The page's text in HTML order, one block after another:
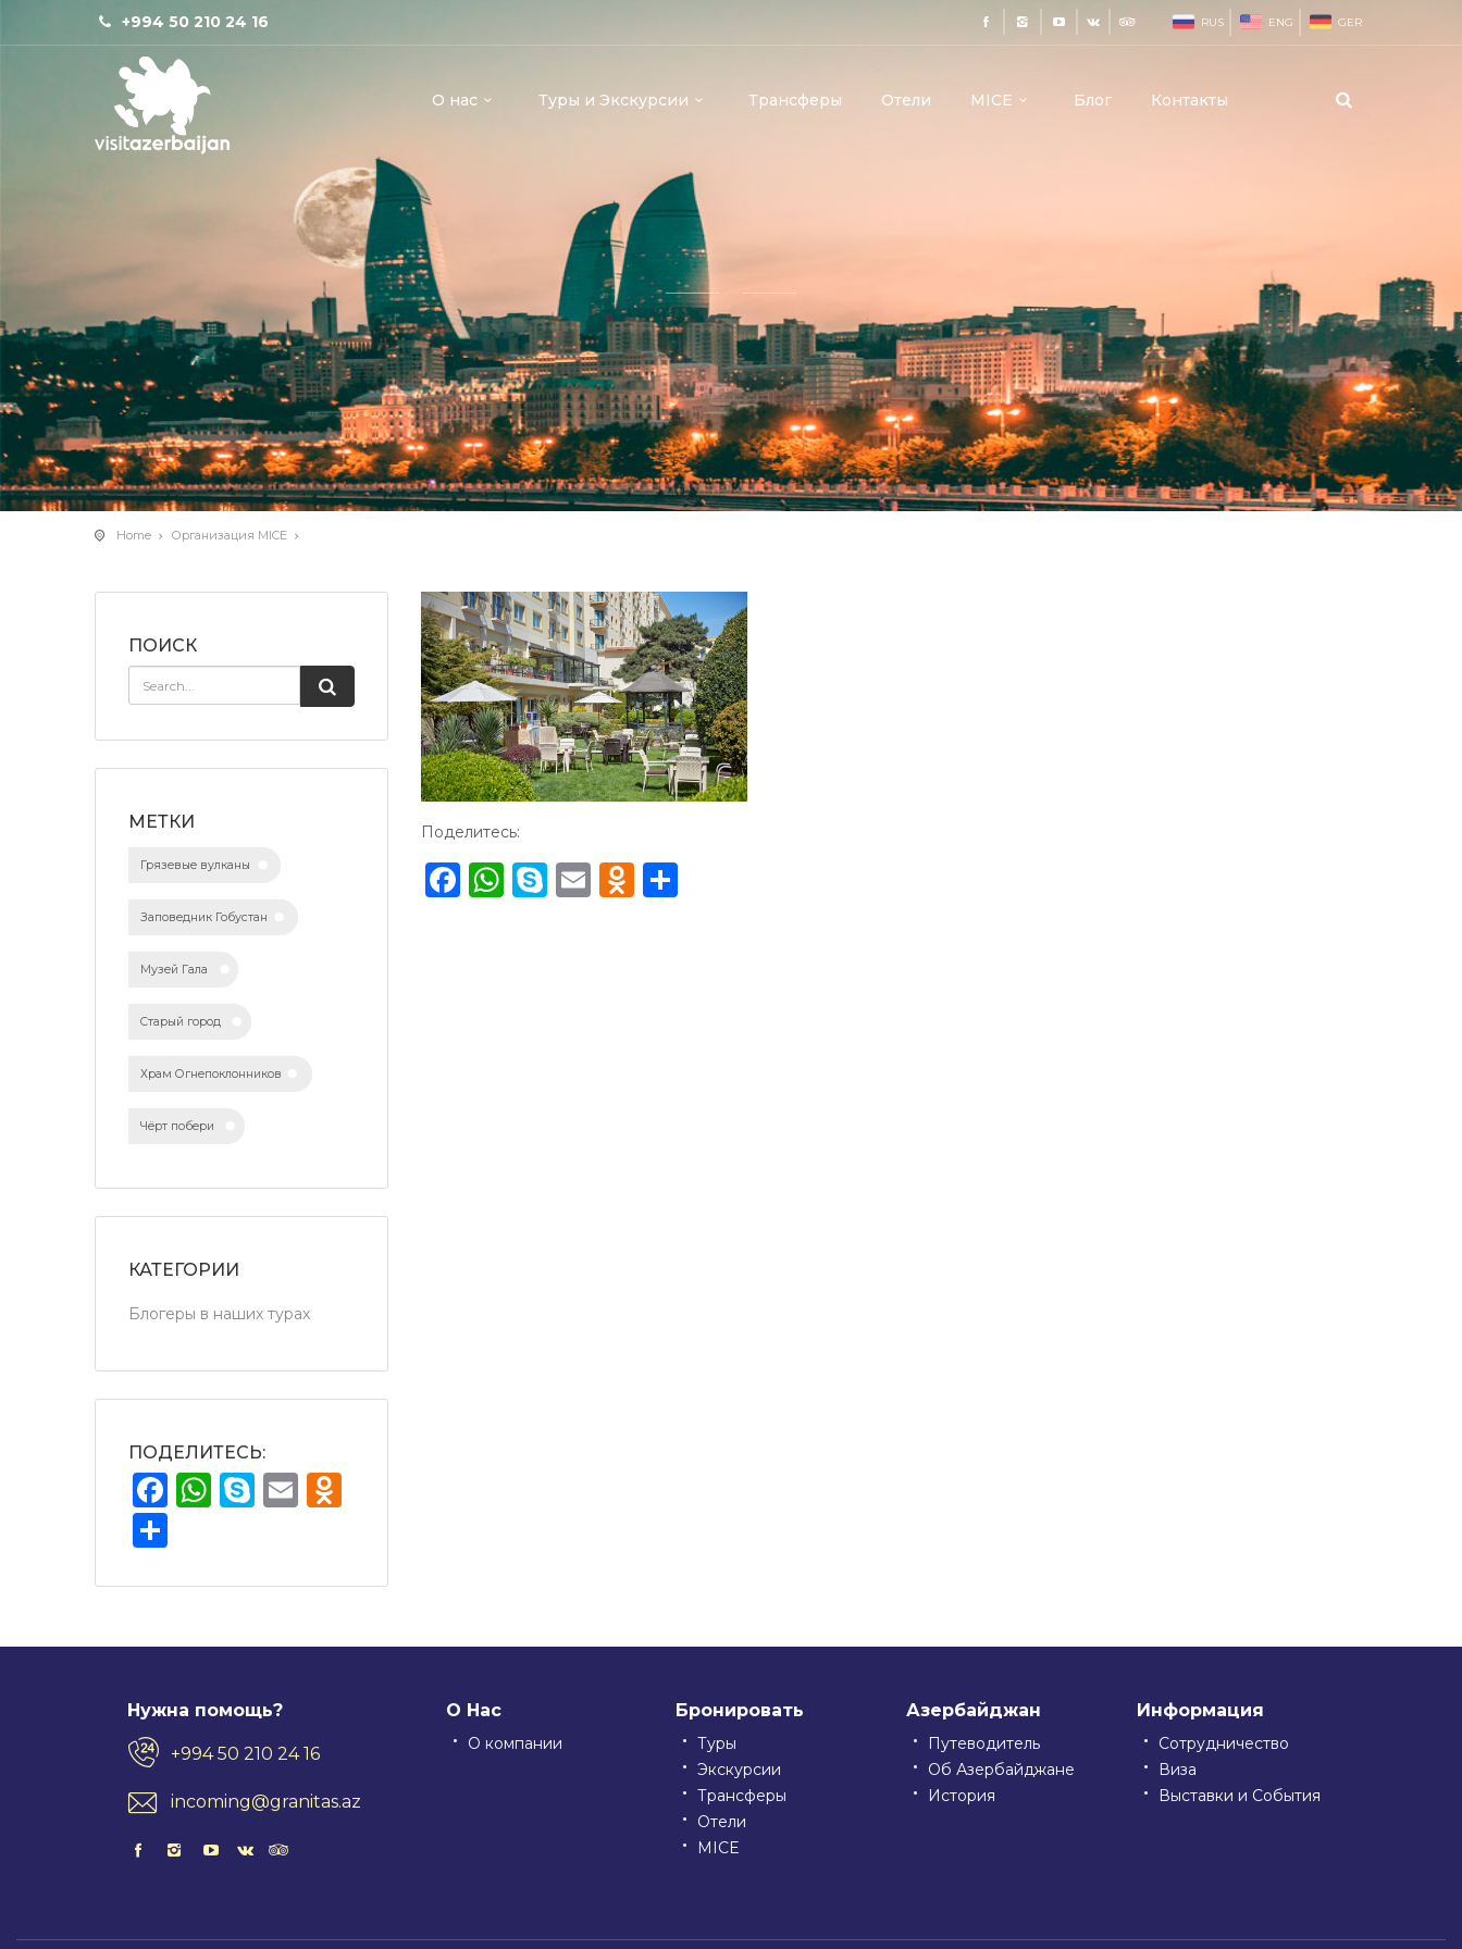
+994 50 210 24 16 RUS ENG GER
О нас Туры и Экскурсии Трансферы Отели MICE Блог Контакты
Home Организация MICE
ПОИСК
МЕТКИ
Грязевые вулканы
Заповедник Гобустан
Музей Гала
Старый город
Храм Огнепоклонников
Чёрт побери
КАТЕГОРИИ
Блогеры в наших турах
ПОДЕЛИТЕСЬ:
Facebook
WhatsApp
SkypeEmail
Поделитесь:
Facebook
WhatsApp
Skype
EmailOdnoklassniki
Нужна помощь?
+994 50 210 24 16
incoming@granitas.az
О Нас
О компании
Бронировать
Туры
Экскурсии
Трансферы
Отели
MICE
Азербайджан
Путеводитель
Об Азербайджане
История
Информация
Сотрудничество
Виза
Выставки и События